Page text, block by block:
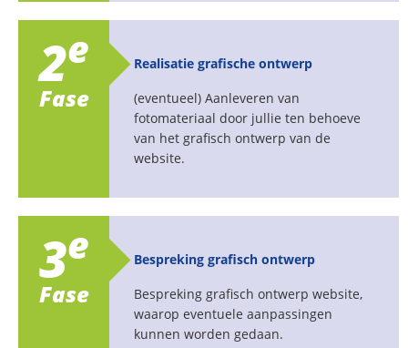
2e
Fase
Realisatie grafische ontwerp
(eventueel) Aanleveren van
fotomateriaal door jullie ten behoeve
van het grafisch ontwerp van de
website.
3e
Fase
Bespreking grafisch ontwerp
Bespreking grafisch ontwerp website,
waarop eventuele aanpassingen
kunnen worden gedaan.